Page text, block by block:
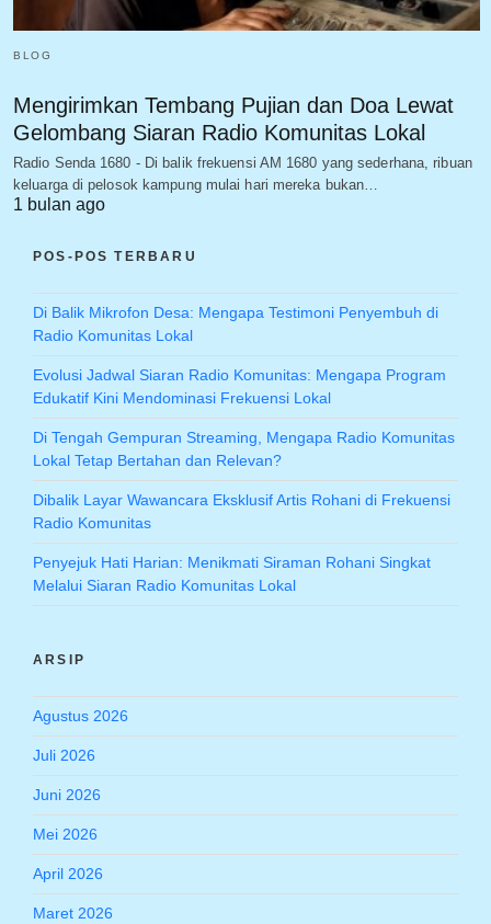
BLOG
Mengirimkan Tembang Pujian dan Doa Lewat
Gelombang Siaran Radio Komunitas Lokal
Radio Senda 1680 - Di balik frekuensi AM 1680 yang sederhana, ribuan
keluarga di pelosok kampung mulai hari mereka bukan…
1 bulan ago
POS-POS TERBARU
Di Balik Mikrofon Desa: Mengapa Testimoni Penyembuh di
Radio Komunitas Lokal
Evolusi Jadwal Siaran Radio Komunitas: Mengapa Program
Edukatif Kini Mendominasi Frekuensi Lokal
Di Tengah Gempuran Streaming, Mengapa Radio Komunitas
Lokal Tetap Bertahan dan Relevan?
Dibalik Layar Wawancara Eksklusif Artis Rohani di Frekuensi
Radio Komunitas
Penyejuk Hati Harian: Menikmati Siraman Rohani Singkat
Melalui Siaran Radio Komunitas Lokal
ARSIP
Agustus 2026
Juli 2026
Juni 2026
Mei 2026
April 2026
Maret 2026